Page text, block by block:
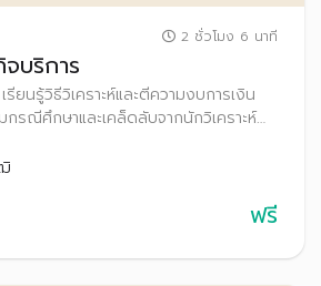
2 ชั่วโมง 6 นาที
จบริการ
รียนรู้วิธีวิเคราะห์และตีความงบการเงิน
รณีศึกษาและเคล็ดลับจากนักวิเคราะห์
ฟรี